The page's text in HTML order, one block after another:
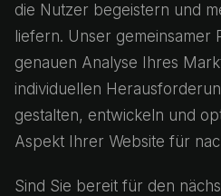
die Nutzer begeistern und
liefern. Unser gemeinsamer
genauen Analyse Ihres
individuellen
gestalten, entwickeln und
Aspekt Ihrer Website für
Sind Sie bereit für den